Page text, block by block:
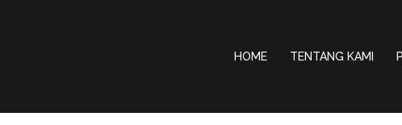
HOME TENTANG KAMI